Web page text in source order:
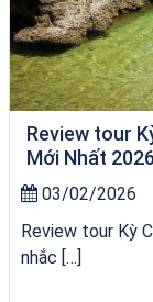
Review tour
Mới Nhất 2026
03/02/2026
Review tour Kỳ
nhắc […]